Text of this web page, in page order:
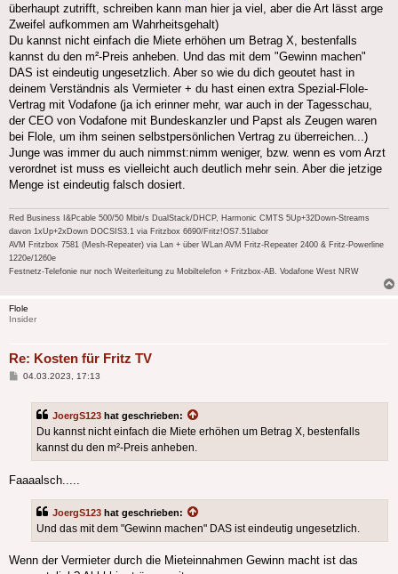
überhaupt zutrifft, schreiben kann man hier ja viel, aber die Art lässt arge
Zweifel aufkommen am Wahrheitsgehalt)
Du kannst nicht einfach die Miete erhöhen um Betrag X, bestenfalls
kannst du den m²-Preis anheben. Und das mit dem "Gewinn machen"
DAS ist eindeutig ungesetzlich. Aber so wie du dich geoutet hast in
deinem Verständnis als Vermieter + du hast einen extra Spezial-Flole-
Vertrag mit Vodafone (ja ich erinner mehr, war auch in der Tagesschau,
der CEO von Vodafone mit Bundeskanzler und Papst als Zeugen waren
bei Flole, um ihm seinen selbstpersönlichen Vertrag zu überreichen...)
Junge was immer du auch nimmst:nimm weniger, bzw. wenn es vom Arzt
verordnet ist muss es vielleicht auch deutlich mehr sein. Aber die jetzige
Menge ist eindeutig falsch dosiert.
Red Business I&Pcable 500/50 Mbit/s DualStack/DHCP, Harmonic CMTS 5Up+32Down-Streams
davon 1xUp+2xDown DOCSIS3.1 via Fritzbox 6690/Fritz!OS7.51labor
AVM Fritzbox 7581 (Mesh-Repeater) via Lan + über WLan AVM Fritz-Repeater 2400 & Fritz-Powerline
1220e/1260e
Festnetz-Telefonie nur noch Weiterleitung zu Mobiltelefon + Fritzbox-AB. Vodafone West NRW
Flole
Insider
Re: Kosten für Fritz TV
Beitrag
04.03.2023, 17:13
JoergS123 hat geschrieben:
Du kannst nicht einfach die Miete erhöhen um Betrag X, bestenfalls
kannst du den m²-Preis anheben.
Faaaalsch.....
JoergS123 hat geschrieben:
Und das mit dem "Gewinn machen" DAS ist eindeutig ungesetzlich.
Wenn der Vermieter durch die Mieteinnahmen Gewinn macht ist das